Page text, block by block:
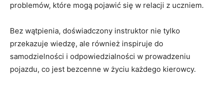
⁤problemów,⁢ które mogą pojawić się⁢ w relacji z uczniem.
Bez wątpienia, doświadczony instruktor nie⁤ tylko
przekazuje wiedzę, ale⁢ również inspiruje ‌do
⁢samodzielności⁢ i odpowiedzialności w prowadzeniu
pojazdu, co jest bezcenne w ‌życiu każdego kierowcy.